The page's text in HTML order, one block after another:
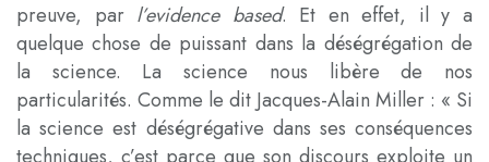
preuve, par l’evidence based. Et en effet, il y a
quelque chose de puissant dans la déségrégation de
la science. La science nous libère de nos
particularités. Comme le dit Jacques-Alain Miller : « Si
la science est déségrégative dans ses conséquences